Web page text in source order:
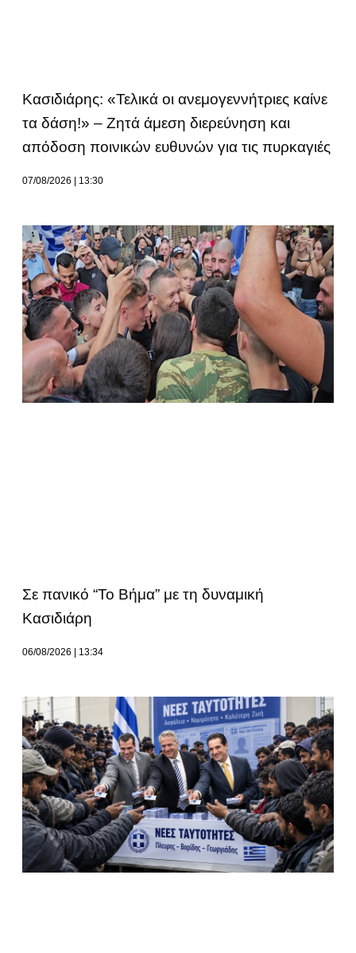
Κασιδιάρης: «Τελικά οι ανεμογεννήτριες καίνε
τα δάση!» – Ζητά άμεση διερεύνηση και
απόδοση ποινικών ευθυνών για τις πυρκαγιές
07/08/2026 13:30
Σε πανικό “Το Βήμα” με τη δυναμική
Κασιδιάρη
06/08/2026 13:34